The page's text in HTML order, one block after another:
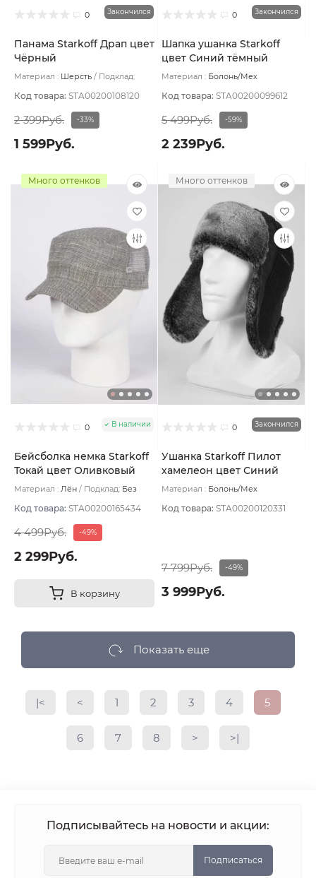
0 Закончился
Панама Starkoff Драп цвет
Чёрный
Материал : Шерсть
Подклад:
Код товара: STA00200108120
2 399Руб. -33%
1 599Руб.
0 Закончился
Шапка ушанка Starkoff
цвет Синий тёмный
размер 56
Материал : Болонь/Мех
Код товара: STA00200099612
5 499Руб. -59%
2 239Руб.
Много оттенков
0 В наличии
Бейсболка немка Starkoff
Токай цвет Оливковый
размер 59
Материал : Лён Подклад: Без
Код товара: STA00200165434
4 499Руб. -49%
2 299Руб.
В корзину
Много оттенков
0 Закончился
Ушанка Starkoff Пилот
хамелеон цвет Синий
размер 60
Материал : Болонь/Мех
Код товара: STA00200120331
7 799Руб. -49%
3 999Руб.
Показать еще
|< < 1 2 3 4 5
6 7 8 > >|
Подписывайтесь на новости и акции:
Подписаться